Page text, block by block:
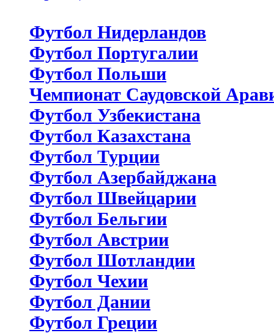
Футбол Нидерландов
Футбол Португалии
Футбол Польши
Чемпионат Саудовской
Футбол Узбекистана
Футбол Казахстана
Футбол Турции
Футбол Азербайджана
Футбол Швейцарии
Футбол Бельгии
Футбол Австрии
Футбол Шотландии
Футбол Чехии
Футбол Дании
Футбол Греции